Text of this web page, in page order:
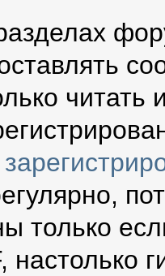
читать
только
настолько